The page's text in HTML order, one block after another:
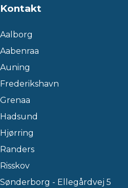
Kontakt
Aalborg
Aabenraa
Auning
Frederikshavn
Grenaa
Hadsund
Hjørring
Randers
Risskov
Sønderborg - Ellegårdvej 5